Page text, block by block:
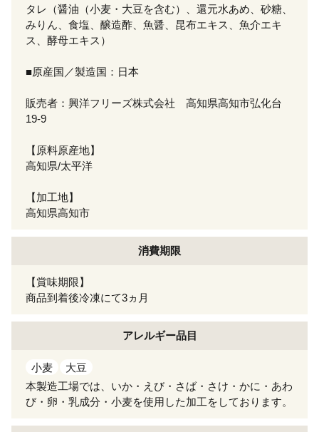
タレ（醤油（小麦・大豆を含む）、還元水あめ、砂糖、
みりん、食塩、醸造酢、魚醤、昆布エキス、魚介エキ
ス、酵母エキス）
■原産国／製造国：日本
販売者：興洋フリーズ株式会社 高知県高知市弘化台
19-9
【原料原産地】
高知県/太平洋
【加工地】
高知県高知市
消費期限
【賞味期限】
商品到着後冷凍にて3ヵ月
アレルギー品目
小麦
大豆
本製造工場では、いか・えび・さば・さけ・かに・あわ
び・卵・乳成分・小麦を使用した加工をしております。